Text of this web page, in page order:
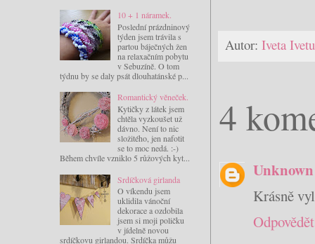
Autor: Iveta
4
Unknown
Krásně
Odpovědět
10 + 1 náramek.
Poslední prázdninový
týden jsem trávila s
partou báječných žen
na relaxačním pobytu
v Sebuzíně. O tom
týdnu by se daly psát dlouhatánské p...
Romantický věneček.
Kytičky z látek jsem
chtěla vyzkoušet už
dávno. Není to nic
složitého, jen nafotit
se to moc nedá. :-)
Během chvíle vzniklo 5 růžových kyt...
Srdíčková girlanda
O víkendu jsem
uklidila vánoční
dekorace a ozdobila
jsem si moji poličku
v jídelně novou
srdíčkovu girlandou. Srdíčka můžu